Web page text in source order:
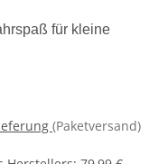
für kleine
(Paketversand)